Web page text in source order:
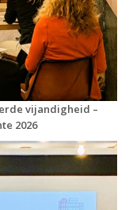
vijandigheid –
2026